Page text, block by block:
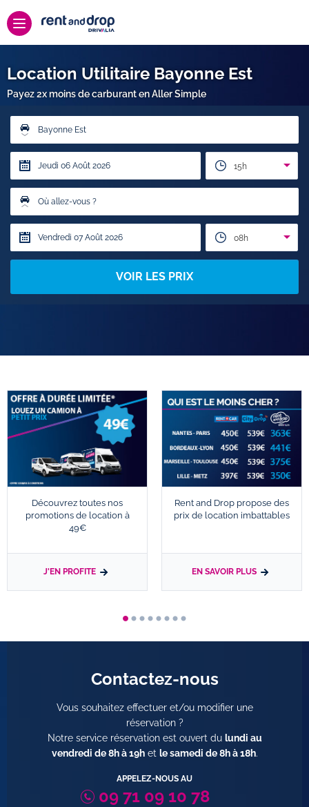
Location Utilitaire Bayonne Est
Payez 2x moins de carburant en Aller Simple
Bayonne Est
15h
Où allez-vous ?
08h
VOIR LES PRIX
Découvrez toutes nos
promotions de location à
49€
J'EN PROFITE
Rent and Drop propose des
prix de location imbattables
EN SAVOIR PLUS
Contactez-nous
Vous souhaitez effectuer et/ou modifier une
réservation ?
Notre service réservation est ouvert du lundi au
vendredi de 8h à 19het le samedi de 8h à 18h.
APPELEZ-NOUS AU
09 71 09 10 78